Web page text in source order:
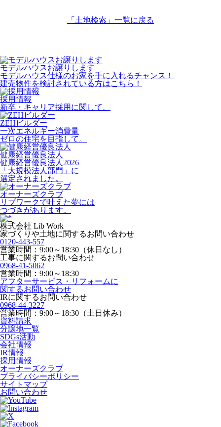
「土地検索」 一覧に戻る
モデルハウスお譲りします
モデルハウス仕様のお家を手に入れるチャンス！
建売物件を検討されている方はこちら！
採用情報
新卒・キャリア採用に関して。
ZEHビルダー
一次エネルギー消費量
ゼロの住宅を目指して。
健康経営優良法人
健康経営優良法人2026
「大規模法人部門」に
選定されました。
オーナーズクラブ
リブワークで叶えた夢には
つづきがあります。
株式会社 Lib Work
家づくりや土地に関するお問い合わせ
0120-443-557
営業時間：9:00～18:30（休日なし）
工事に関するお問い合わせ
0968-41-5062
営業時間：9:00～18:30
アフターサービス・リフォームに
関するお問い合わせ
IRに関するお問い合わせ
0968-44-3227
営業時間：9:00～18:30（土日休み）
資料請求
分譲地一覧
SDGs活動
会社情報
IR情報
採用情報
オーナーズクラブ
プライバシーポリシー
サイトマップ
お問い合わせ